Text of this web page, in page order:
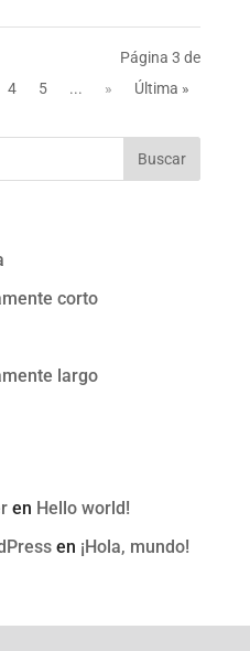
Página 3 de
4 5 ... » Última »
Buscar
corto
largo
en Hello world!
en ¡Hola, mundo!